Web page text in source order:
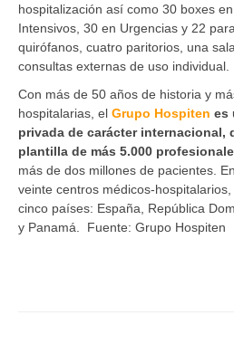
hospitalización así como 30 boxes
Intensivos, 30 en Urgencias y 22
quirófanos, cuatro paritorios, una
consultas externas de uso individual.
Con más de 50 años de historia y
hospitalarias, el Grupo Hospiten es
privada de carácter internacional,
plantilla de más 5.000
más de dos millones de pacientes.
veinte centros médicos-
cinco países: España, República
y Panamá. Fuente: Grupo Hospiten